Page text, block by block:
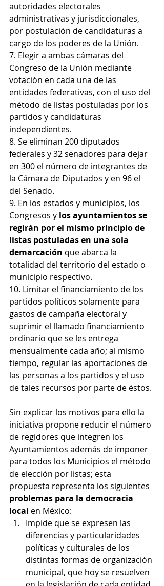
autoridades electorales
administrativas y jurisdiccionales,
por postulación de candidaturas a
cargo de los poderes de la Unión.
7. Elegir a ambas cámaras del
Congreso de la Unión mediante
votación en cada una de las
entidades federativas, con el uso del
método de listas postuladas por los
partidos y candidaturas
independientes.
8. Se eliminan 200 diputados
federales y 32 senadores para dejar
en 300 el número de integrantes de
la Cámara de Diputados y en 96 el
del Senado.
9. En los estados y municipios, los
Congresos y los ayuntamientos se
regirán por el mismo principio de
listas postuladas en una sola
demarcación que abarca la
totalidad del territorio del estado o
municipio respectivo.
10. Limitar el financiamiento de los
partidos políticos solamente para
gastos de campaña electoral y
suprimir el llamado financiamiento
ordinario que se les entrega
mensualmente cada año; al mismo
tiempo, regular las aportaciones de
las personas a los partidos y el uso
de tales recursos por parte de éstos.
Sin explicar los motivos para ello la
iniciativa propone reducir el número
de regidores que integren los
Ayuntamientos además de imponer
para todos los Municipios el método
de elección por listas; esta
propuesta representa los siguientes
problemas para la democracia
local en México:
Impide que se expresen las
diferencias y particularidades
políticas y culturales de los
distintas formas de organización
municipal, que hoy se resuelven